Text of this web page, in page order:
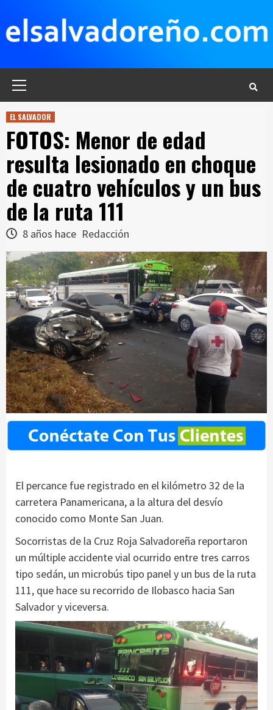
contenido
EL SALVADOR
FOTOS: Menor de edad
resulta lesionado en choque
de cuatro vehículos y un bus
de la ruta 111
8 años hace Redacción
El percance fue registrado en el kilómetro 32 de la
carretera Panamericana, a la altura del desvío
conocido como Monte San Juan.
Socorristas de la Cruz Roja Salvadoreña reportaron
un múltiple accidente vial ocurrido entre tres carros
tipo sedán, un microbús tipo panel y un bus de la ruta
111, que hace su recorrido de Ilobasco hacia San
Salvador y viceversa.